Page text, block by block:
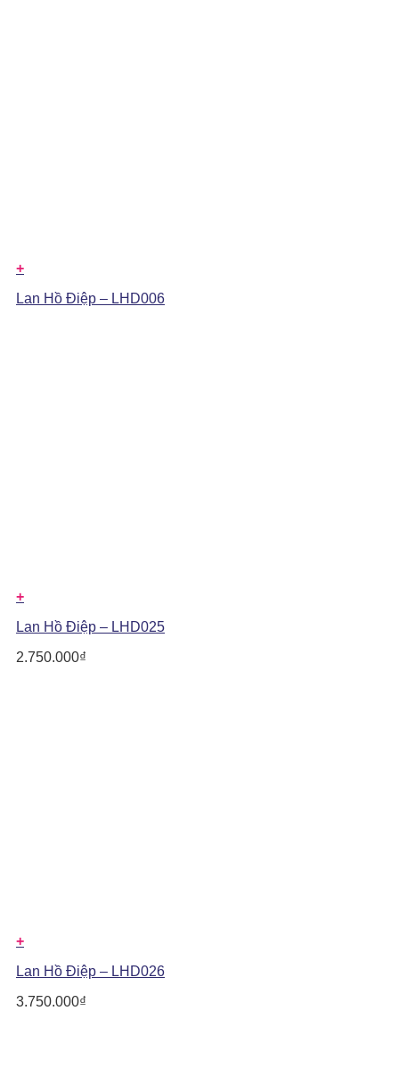
+
Lan Hồ Điệp – LHD006
+
Lan Hồ Điệp – LHD025
2.750.000₫
+
Lan Hồ Điệp – LHD026
3.750.000₫